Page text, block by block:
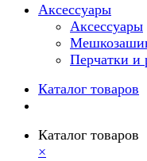
Аксессуары
Аксессуары
Перчатки и
Каталог товаров
Каталог товаров
×